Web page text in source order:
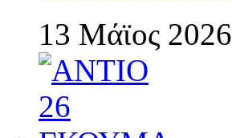
13 Μάϊος 2026